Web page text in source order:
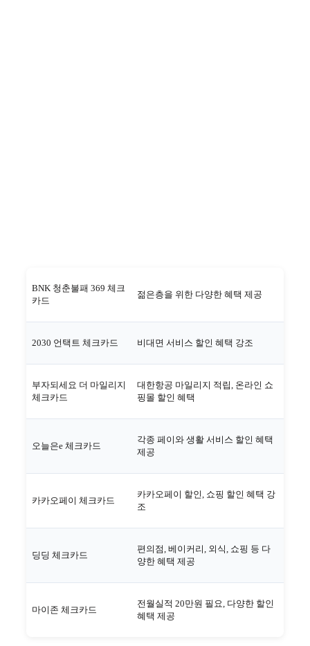
BNK 청춘불패 369 체크
카드
젊은층을 위한 다양한 혜택 제공
2030 언택트 체크카드 비대면 서비스 할인 혜택 강조
부자되세요 더 마일리지
체크카드
대한항공 마일리지 적립, 온라인 쇼
핑몰 할인 혜택
오늘은e 체크카드
각종 페이와 생활 서비스 할인 혜택
제공
카카오페이 체크카드
카카오페이 할인, 쇼핑 할인 혜택 강
조
딩딩 체크카드
편의점, 베이커리, 외식, 쇼핑 등 다
양한 혜택 제공
마이존 체크카드
전월실적 20만원 필요, 다양한 할인
혜택 제공